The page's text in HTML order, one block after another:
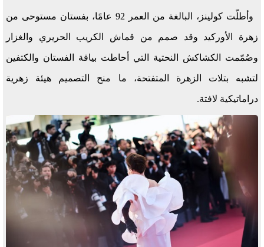
وأطلّت كولينز، البالغة من العمر 92 عامًا، بفستان مستوحى من
زهرة الأوركيد وقد صمم من قماش الكريب الحريري والغزار
وصُمّمت الكشاكش النحتية التي أحاطت بياقة الفستان والكتفين
لتشبه بتلات الزهرة المتفتحة، ما منح التصميم هيئة زهرية
دراماتيكية لافتة.